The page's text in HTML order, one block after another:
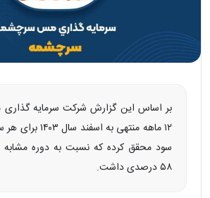
بر اساس این گزارش شرکت سرمایه
سود محقق کرده که نسبت به دوره
۵۸ درصدی داشت.